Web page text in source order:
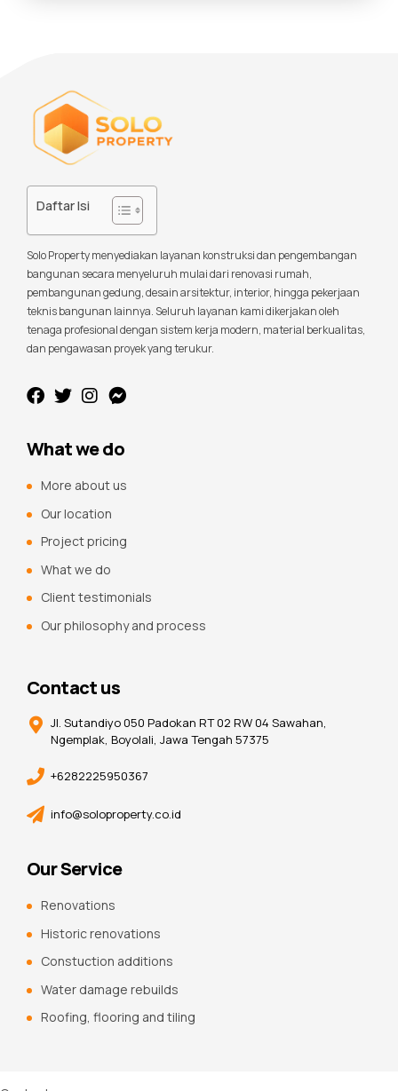
Daftar Isi
Solo Property menyediakan layanan konstruksi dan pengembangan
bangunan secara menyeluruh mulai dari renovasi rumah,
pembangunan gedung, desain arsitektur, interior, hingga pekerjaan
teknis bangunan lainnya. Seluruh layanan kami dikerjakan oleh
tenaga profesional dengan sistem kerja modern, material berkualitas,
dan pengawasan proyek yang terukur.
What we do
More about us
Our location
Project pricing
What we do
Client testimonials
Our philosophy and process
Contact us
Jl. Sutandiyo 050 Padokan RT 02 RW 04 Sawahan,
Ngemplak, Boyolali, Jawa Tengah 57375
+6282225950367
info@soloproperty.co.id
Our Service
Renovations
Historic renovations
Constuction additions
Water damage rebuilds
Roofing, flooring and tiling